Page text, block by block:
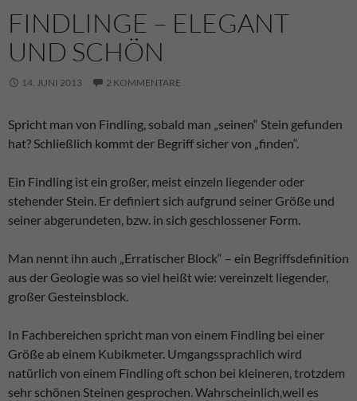
FINDLINGE – ELEGANT
UND SCHÖN
14. JUNI 2013 2 KOMMENTARE
Spricht man von Findling, sobald man „seinen“ Stein gefunden
hat? Schließlich kommt der Begriff sicher von „finden“.
Ein Findling ist ein großer, meist einzeln liegender oder
stehender Stein. Er definiert sich aufgrund seiner Größe und
seiner abgerundeten, bzw. in sich geschlossener Form.
Man nennt ihn auch „Erratischer Block“ – ein Begriffsdefinition
aus der Geologie was so viel heißt wie: vereinzelt liegender,
großer Gesteinsblock.
In Fachbereichen spricht man von einem Findling bei einer
Größe ab einem Kubikmeter. Umgangssprachlich wird
natürlich von einem Findling oft schon bei kleineren, trotzdem
sehr schönen Steinen gesprochen. Wahrscheinlich,weil es